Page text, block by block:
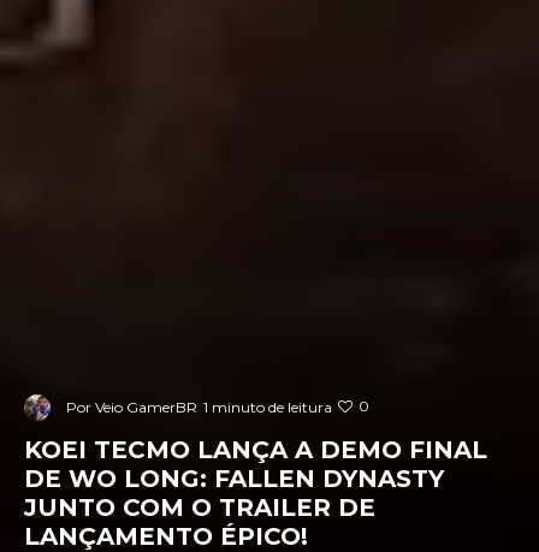
Por Veio GamerBR 1 minuto de leitura 0
KOEI TECMO LANÇA A DEMO FINAL
DE WO LONG: FALLEN DYNASTY
JUNTO COM O TRAILER DE
LANÇAMENTO ÉPICO!